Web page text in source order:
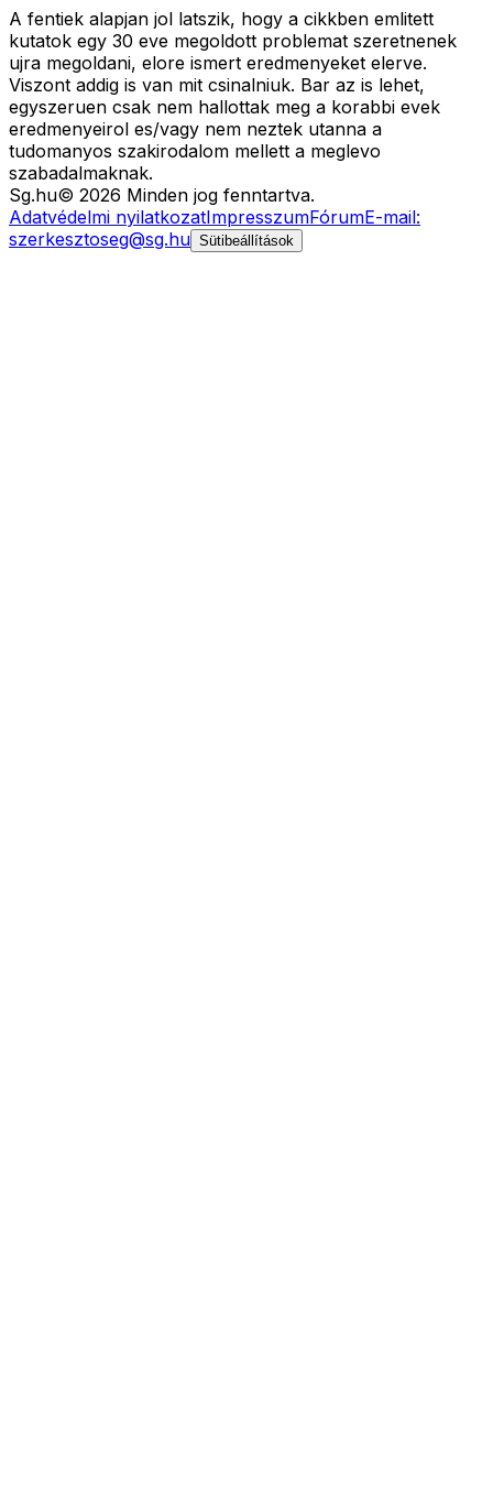
A fentiek alapjan jol latszik, hogy a cikkben emlitett
kutatok egy 30 eve megoldott problemat szeretnenek
ujra megoldani, elore ismert eredmenyeket elerve.
Viszont addig is van mit csinalniuk. Bar az is lehet,
egyszeruen csak nem hallottak meg a korabbi evek
eredmenyeirol es/vagy nem neztek utanna a
tudomanyos szakirodalom mellett a meglevo
szabadalmaknak.
Sg.hu© 2026 Minden jog fenntartva.
Adatvédelmi nyilatkozatImpresszumFórumE-mail:
szerkesztoseg@sg.hu Sütibeállítások